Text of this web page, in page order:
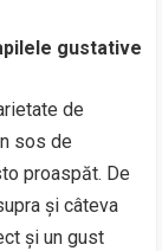
gustative
de
sos de
proaspăt. De
și câteva
și un gust